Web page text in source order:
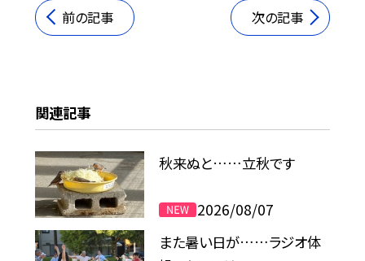
前の記事 次の記事
関連記事
秋来ぬと……立秋です
2026/08/07
また暑い日が……ラジオ体